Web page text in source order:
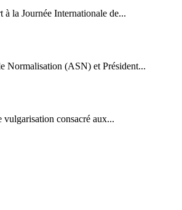
la Journée Internationale de...
Normalisation (ASN) et Président...
consacré aux...